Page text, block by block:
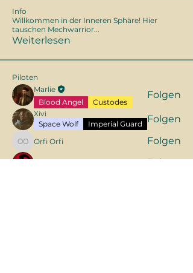
Info
Willkommen in der Inneren Sphäre! Hier
tauschen Mechwarrior...
Weiterlesen
Piloten
Marlie
Blood Angel
Custodes
Folgen
Xivi
Space Wolf
Imperial Guard Folgen
Orfi Orfi
Orfi Orfi Folgen
Folgen